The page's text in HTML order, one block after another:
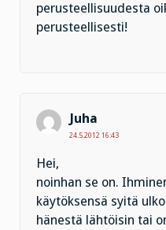
perusteellisuudesta
perusteellisesti!
Juha
24.5.2012 16:43
Hei,
noinhan se on.
käytöksensä syitä
hänestä lähtöisin tai